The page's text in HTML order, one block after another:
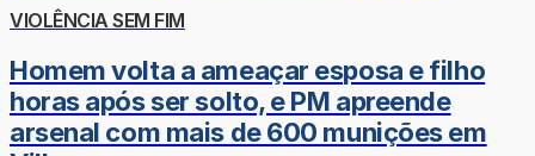
VIOLÊNCIA SEM FIM
Homem volta a ameaçar esposa e filho
horas após ser solto, e PM apreende
arsenal com mais de 600 munições em